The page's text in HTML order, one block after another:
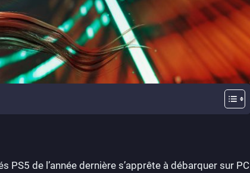
PS5 de l’année dernière s’apprête à débarquer sur PC